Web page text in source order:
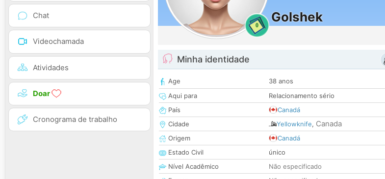
Chat
Videochamada
Atividades
Doar
Cronograma de trabalho
0
Golshek
Minha identidade
Age
38 anos
Aqui para
Relacionamento sério
País
Canadá
Cidade
Yellowknife, Canada
Origem
Canadá
Estado Civil
único
Nível Acadêmico
Não especificado